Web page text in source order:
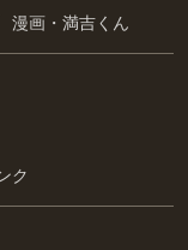
漫画・満吉くん
ク